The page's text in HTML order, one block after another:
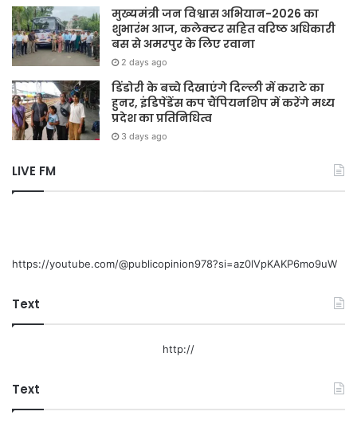
मुख्यमंत्री जन विश्वास अभियान-2026 का
शुभारंभ आज, कलेक्टर सहित वरिष्ठ अधिकारी
बस से अमरपुर के लिए रवाना
2 days ago
डिंडोरी के बच्चे दिखाएंगे दिल्ली में कराटे का
हुनर, इंडिपेंडेंस कप चैंपियनशिप में करेंगे मध्य
प्रदेश का प्रतिनिधित्व
3 days ago
LIVE FM
https://youtube.com/@publicopinion978?si=az0lVpKAKP6mo9uW
Text
http://
Text